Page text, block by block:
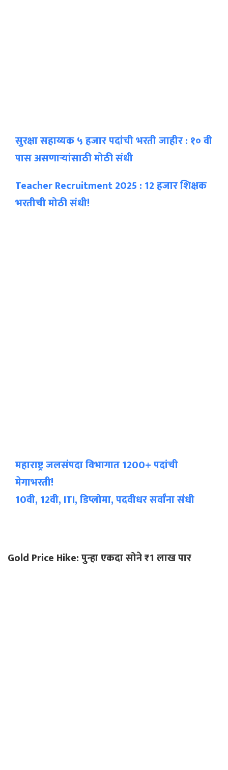
सुरक्षा सहाय्यक ५ हजार पदांची भरती जाहीर : १० वी
पास असणाऱ्यांसाठी मोठी संधी
Teacher Recruitment 2025 : 12 हजार शिक्षक
भरतीची मोठी संधी!
महाराष्ट्र जलसंपदा विभागात 1200+ पदांची
मेगाभरती!
10वी, 12वी, ITI, डिप्लोमा, पदवीधर सर्वांना संधी
Gold Price Hike: पुन्हा एकदा सोने ₹1 लाख पार